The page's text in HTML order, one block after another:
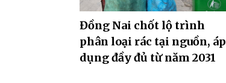
Đồng Nai chốt lộ trình
phân loại rác tại nguồn, áp
dụng đầy đủ từ năm 2031